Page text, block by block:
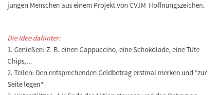
jungen Menschen aus einem Projekt von CVJM-Hoffnungszeichen.
Die Idee dahinter:
1. Genießen: Z. B. einen Cappuccino, eine Schokolade, eine Tüte
Chips,...
2. Teilen: Den entsprechenden Geldbetrag erstmal merken und "zur
Seite legen"